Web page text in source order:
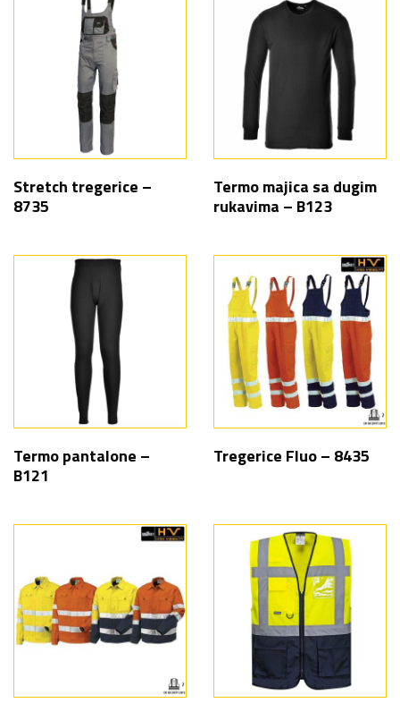
Stretch tregerice –
8735
Termo majica sa dugim
rukavima – B123
Termo pantalone –
B121
Tregerice Fluo – 8435